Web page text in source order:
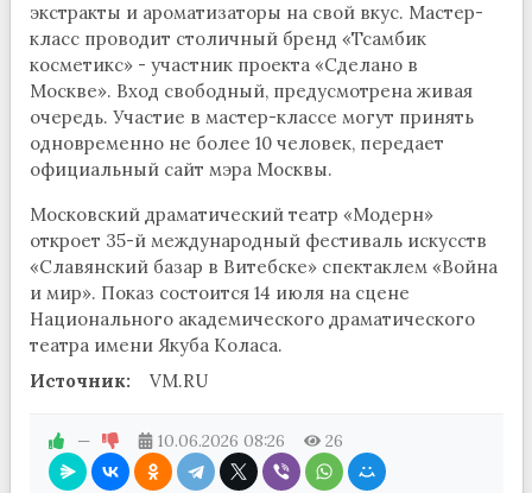
экстракты и ароматизаторы на свой вкус. Мастер-
класс проводит столичный бренд «Тсамбик
косметикс» - участник проекта «Сделано в
Москве». Вход свободный, предусмотрена живая
очередь. Участие в мастер-классе могут принять
одновременно не более 10 человек, передает
официальный сайт мэра Москвы.
Московский драматический театр «Модерн»
откроет 35-й международный фестиваль искусств
«Славянский базар в Витебске» спектаклем «Война
и мир». Показ состоится 14 июля на сцене
Национального академического драматического
театра имени Якуба Коласа.
Источник:
VM.RU
— 10.06.2026 08:26 26